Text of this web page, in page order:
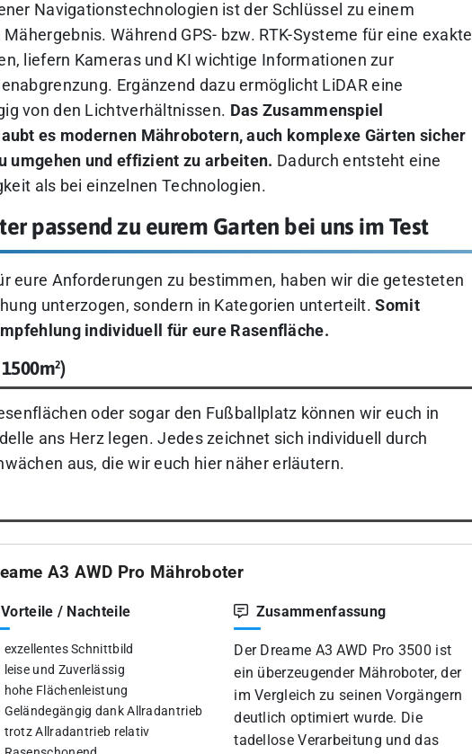
Navigationstechnologien ist der Schlüssel zu einem
Während GPS- bzw. RTK-Systeme für eine exakte
liefern Kameras und KI wichtige Informationen zur
Ergänzend dazu ermöglicht LiDAR eine
von den Lichtverhältnissen. Das Zusammenspiel
es modernen Mährobotern, auch komplexe Gärten sicher
umgehen und effizient zu arbeiten. Dadurch entsteht eine
als bei einzelnen Technologien.
passend zu eurem Garten bei uns im Test
eure Anforderungen zu bestimmen, haben wir die getesteten
unterzogen, sondern in Kategorien unterteilt.Somit
individuell für eure Rasenfläche.
oder sogar den Fußballplatz können wir euch in
ans Herz legen. Jedes zeichnet sich individuell durch
aus, die wir euch hier näher erläutern.
A3 AWD Pro Mähroboter
Vorteile / Nachteile
exzellentes Schnittbild
leise und Zuverlässig
hohe Flächenleistung
Geländegängig dank Allradantrieb
trotz Allradantrieb relativ
Zusammenfassung
Der Dreame A3 AWD Pro 3500 ist
ein überzeugender Mähroboter, der
im Vergleich zu seinen Vorgängern
deutlich optimiert wurde. Die
tadellose Verarbeitung und das